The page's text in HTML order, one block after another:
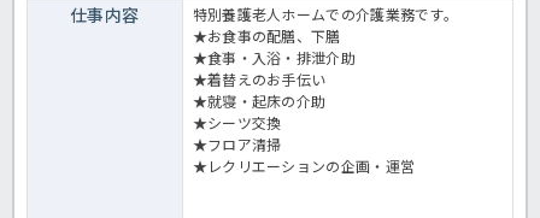
仕事内容
特別養護老人ホームでの介護業務です。
★お食事の配膳、下膳
★食事・入浴・排泄介助
★着替えのお手伝い
★就寝・起床の介助
★シーツ交換
★フロア清掃
★レクリエーションの企画・運営